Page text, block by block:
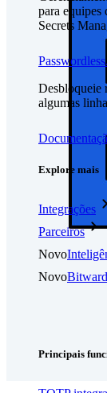
para
Secrets
Desbloqueie
algumas
Explore mais
Integrações
Parceiros
Novo
Novo
Principais